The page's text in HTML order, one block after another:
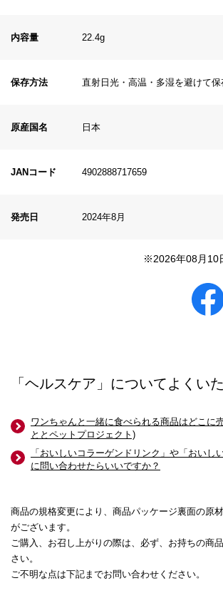
内容量 22.4g
保存方法 直射日光・高温・多湿を避けて
原産国名 日本
JANコード 4902888717659
発売日 2024年8月
※2026年08月10
「ヘルスケア」についてよくい
ワンちゃんと一緒に食べられる商品はどこに
ととペットプロジェクト)
「おいしいコラーゲンドリンク」や「おいし
に問い合わせたらいいですか？
商品の規格変更により、商品パッケージ裏面の原
がございます。
ご購入、お召し上がりの際は、必ず、お持ちの商
さい。
ご不明な点は下記までお問い合わせください。